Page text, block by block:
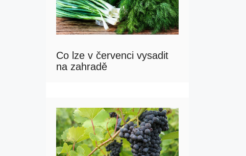
Co lze v červenci vysadit
na zahradě